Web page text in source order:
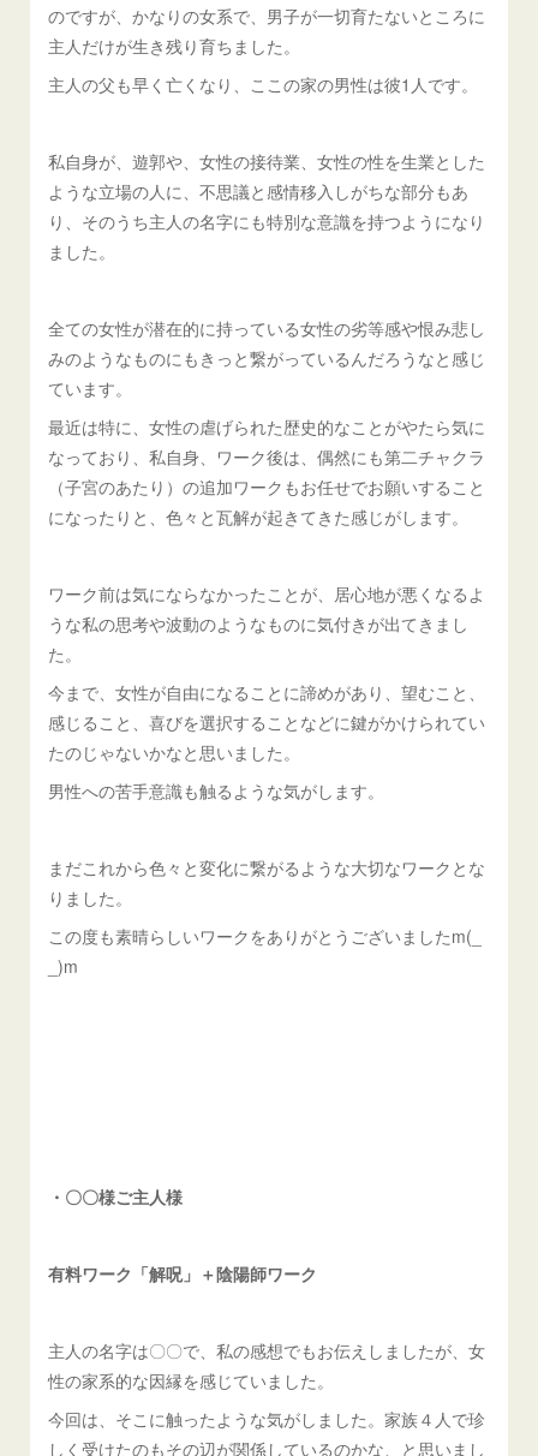
のですが、かなりの女系で、男子が一切育たないところに
主人だけが生き残り育ちました。
主人の父も早く亡くなり、ここの家の男性は彼1人です。
私自身が、遊郭や、女性の接待業、女性の性を生業とした
ような立場の人に、不思議と感情移入しがちな部分もあ
り、そのうち主人の名字にも特別な意識を持つようになり
ました。
全ての女性が潜在的に持っている女性の劣等感や恨み悲し
みのようなものにもきっと繋がっているんだろうなと感じ
ています。
最近は特に、女性の虐げられた歴史的なことがやたら気に
なっており、私自身、ワーク後は、偶然にも第二チャクラ
（子宮のあたり）の追加ワークもお任せでお願いすること
になったりと、色々と瓦解が起きてきた感じがします。
ワーク前は気にならなかったことが、居心地が悪くなるよ
うな私の思考や波動のようなものに気付きが出てきまし
た。
今まで、女性が自由になることに諦めがあり、望むこと、
感じること、喜びを選択することなどに鍵がかけられてい
たのじゃないかなと思いました。
男性への苦手意識も触るような気がします。
まだこれから色々と変化に繋がるような大切なワークとな
りました。
この度も素晴らしいワークをありがとうございましたm(_
_)m
・〇〇様ご主人様
有料ワーク「解呪」＋陰陽師ワーク
主人の名字は〇〇で、私の感想でもお伝えしましたが、女
性の家系的な因縁を感じていました。
今回は、そこに触ったような気がしました。家族４人で珍
しく受けたのもその辺が関係しているのかな、と思いまし